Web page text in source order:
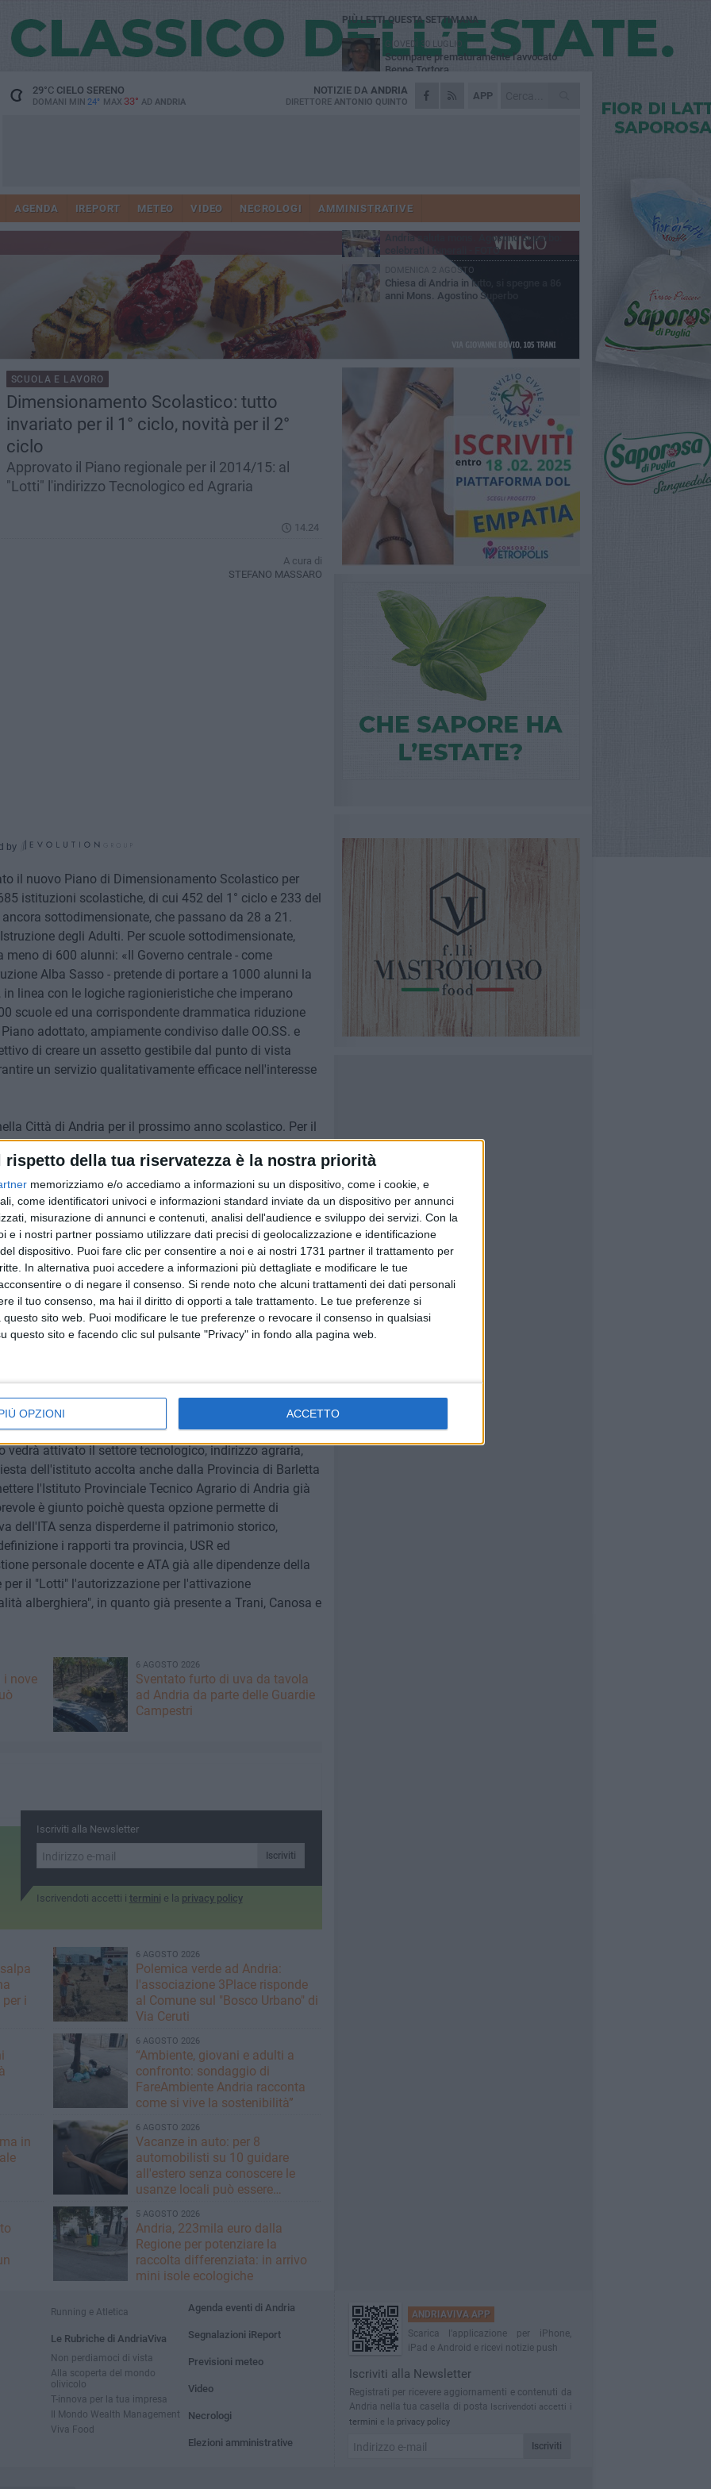
rispetto della tua riservatezza è la nostra priorità
memorizziamo e/o accediamo a informazioni su un dispositivo, come i cookie, e
come identificatori univoci e informazioni standard inviate da un dispositivo per annunci
misurazione di annunci e contenuti, analisi dell'audience e sviluppo dei servizi. Con la
e i nostri partner possiamo utilizzare dati precisi di geolocalizzazione e identificazione
dispositivo. Puoi fare clic per consentire a noi e ai nostri 1731 partner il trattamento per
In alternativa puoi accedere a informazioni più dettagliate e modificare le tue
o di negare il consenso. Si rende noto che alcuni trattamenti dei dati personali
il tuo consenso, ma hai il diritto di opporti a tale trattamento. Le tue preferenze si
sito web. Puoi modificare le tue preferenze o revocare il consenso in qualsiasi
questo sito e facendo clic sul pulsante "Privacy" in fondo alla pagina web.
OPZIONI ACCETTO
29°CCIELO SERENO
DOMANI MIN 24° MAX 33° AD ANDRIA
APP
NOTIZIE DA ANDRIA
DIRETTORE ANTONIO QUINTO
AGENDA IREPORT METEO VIDEO NECROLOGI AMMINISTRATIVE
SCUOLA E LAVORO
Dimensionamento Scolastico: tutto
invariato per il 1° ciclo, novità per il 2°
ciclo
Approvato il Piano regionale per il 2014/15: al
"Lotti" l'indirizzo Tecnologico ed Agraria
14.24
A cura di
STEFANO MASSARO
by
il nuovo Piano di Dimensionamento Scolastico per
istituzioni scolastiche, di cui 452 del 1° ciclo e 233 del
sottodimensionate, che passano da 28 a 21.
degli Adulti. Per scuole sottodimensionate,
di 600 alunni: «Il Governo centrale - come
Alba Sasso - pretende di portare a 1000 alunni la
linea con le logiche ragionieristiche che imperano
scuole ed una corrispondente drammatica riduzione
adottato, ampiamente condiviso dalle OO.SS. e
di creare un assetto gestibile dal punto di vista
un servizio qualitativamente efficace nell'interesse
Città di Andria per il prossimo anno scolastico. Per il
media ndr) tutto confermato come questo anno
autonomie scolastiche ed il Centro per l'Istruzione degli
Di Donna». Quattro gli Istituti Comprensivi
di Andria «Don Bosco S. - Manzoni», «Mariano -
Sette le autonomie scolastiche con le conferme
Statale «Vaccina», CD «Oberdan», CD «Rosmini» e
che la Scuola Media «Salvemini» per evitare
sovradimensionato in un territorio ad alto rischio
Media Statale «Vittorio Emanuele III» con quella di
Tutte confermate, insomma, le indicazioni giunte
comprendente gli istituti di scuola superiore.
"Carafa", "Nuzzi" e "Jannuzzi", è stata rifiutata la
il liceo Economico Sociale in quanto opzione già
La novità più interessante, invece, arriva
attivato il settore tecnologico, indirizzo agraria,
dell'istituto accolta anche dalla Provincia di Barletta
l'Istituto Provinciale Tecnico Agrario di Andria già
è giunto poichè questa opzione permette di
dell'ITA senza disperderne il patrimonio storico,
i rapporti tra provincia, USR ed
personale docente e ATA già alle dipendenze della
per il "Lotti" l'autorizzazione per l'attivazione
alberghiera", in quanto già presente a Trani, Canosa e
i nove
6 AGOSTO 2026
Sventato furto di uva da tavola
ad Andria da parte delle Guardie
Campestri
Iscriviti alla Newsletter
Iscriviti
Iscrivendoti accetti i termini e la privacy policy
i
6 AGOSTO 2026
Polemica verde ad Andria:
l'associazione 3Place risponde
al Comune sul "Bosco Urbano" di
Via Ceruti
6 AGOSTO 2026
“Ambiente, giovani e adulti a
confronto: sondaggio di
FareAmbiente Andria racconta
come si vive la sostenibilità”
in
6 AGOSTO 2026
Vacanze in auto: per 8
automobilisti su 10 guidare
all'estero senza conoscere le
usanze locali può essere
5 AGOSTO 2026
Andria, 223mila euro dalla
Regione per potenziare la
raccolta differenziata: in arrivo
mini isole ecologiche
PIÙ LETTI QUESTA SETTIMANA
GIOVEDÌ 30 LUGLIO
Scompare prematuramente l'avvocato
Beppe Tortora
MARTEDÌ 4 AGOSTO
Cattivo odore dall’abitazione, la macabra
"3 vite. 2 impegni. 1 strada": ad Andria
l'evento per ricordare Sandro, Antonio e
MARTEDÌ 4 AGOSTO
Andria saluta mons. Agostino Superbo:
celebrati i funerali - FOTO
DOMENICA 2 AGOSTO
Chiesa di Andria in lutto, si spegne a 86
anni Mons. Agostino Superbo
Running e Atletica
Le Rubriche di AndriaViva
Non perdiamoci di vista
Alla scoperta del mondo
olivicolo
T-innova per la tua impresa
Il Mondo Wealth Management
Viva Food
Agenda eventi di Andria
Segnalazioni iReport
Previsioni meteo
Video
Necrologi
Elezioni amministrative
ANDRIAVIVA APP
Scarica l'applicazione per iPhone,
iPad e Android e ricevi notizie push
Iscriviti alla Newsletter
Registrati per ricevere aggiornamenti e contenuti da
Andria nella tua casella di posta
Iscrivendoti accetti i
termini e la privacy policy
Iscriviti